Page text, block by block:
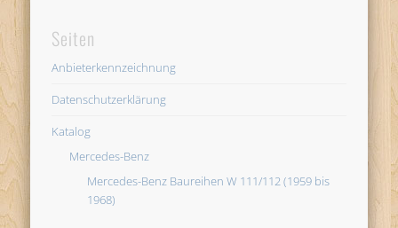
Seiten
Anbieterkennzeichnung
Datenschutzerklärung
Katalog
Mercedes-Benz
Mercedes-Benz Baureihen W 111/112 (1959 bis
1968)